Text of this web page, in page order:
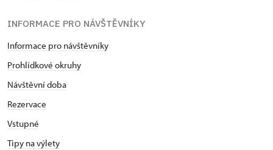
INFORMACE PRO NÁVŠTĚVNÍKY
Informace pro návštěvníky
Prohlídkové okruhy
Návštěvní doba
Rezervace
Vstupné
Tipy na výlety